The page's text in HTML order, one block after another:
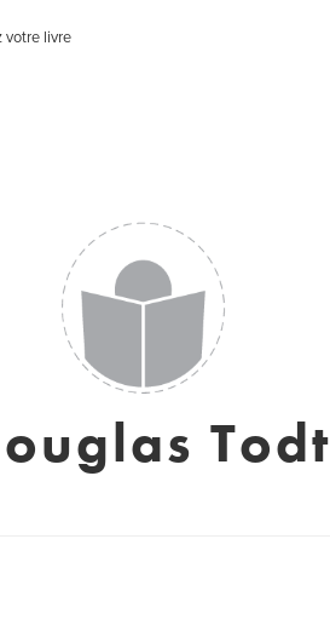
votre livre
Todt